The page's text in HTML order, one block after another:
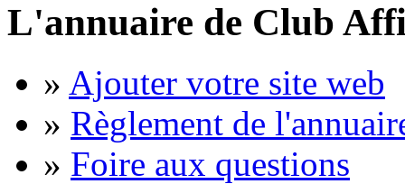
L'annuaire de Club
» Ajouter votre site web
» Règlement de
» Foire aux questions